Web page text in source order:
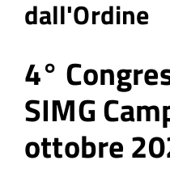
dall'Ordine
4°
SIMG
ottobre